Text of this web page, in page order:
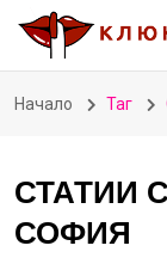
Начало Таг
СТАТИИ
СОФИЯ